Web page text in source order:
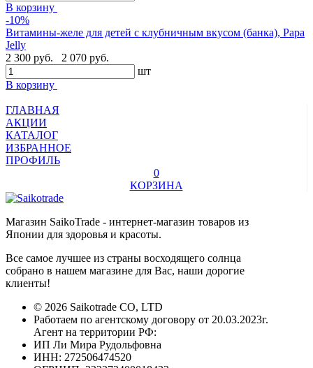
В корзину
-10%
Витамины-желе для детей с клубничным вкусом (банка), Papa
Jelly
2 300 руб.
2 070 руб.
шт
В корзину
ГЛАВНАЯ
АКЦИИ
КАТАЛОГ
ИЗБРАННОЕ
ПРОФИЛЬ
0
КОРЗИНА
Магазин SaikoTrade - интернет-магазин товаров из
Японии для здоровья и красоты.
Все самое лучшее из страны восходящего солнца
собрано в нашем магазине для Вас, наши дорогие
клиенты!
© 2026 Saikotrade CO, LTD
Работаем по агентскому договору от 20.03.2023г.
Агент на территории РФ:
ИП Ли Мира Рудольфовна
ИНН: 272506474520